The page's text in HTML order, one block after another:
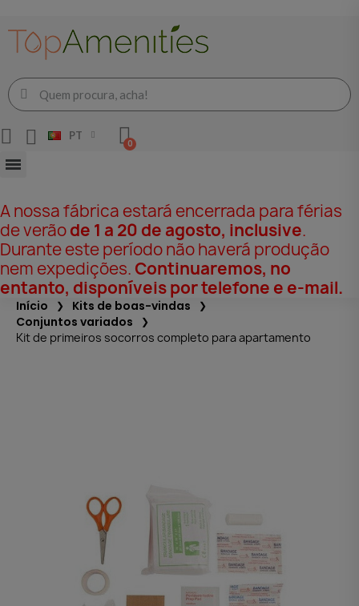
PT
A nossa fábrica estará encerrada para férias
de verãode 1 a 20 de agosto, inclusive.
Durante este período não haverá produção
nem expedições. Continuaremos, no
entanto, disponíveis por telefone e e-mail.
Início
Kits de boas-vindas
Conjuntos variados
Kit de primeiros socorros completo para apartamento